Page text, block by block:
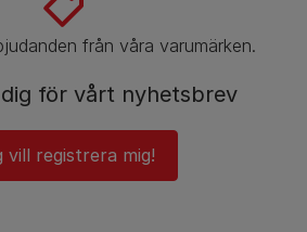
från våra varumärken.
för vårt nyhetsbrev
vill registrera mig!